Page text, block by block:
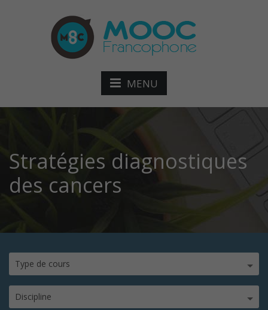
MENU
Stratégies diagnostiques
des cancers
Type de cours
Discipline